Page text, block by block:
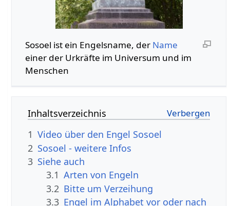
Sosoel ist ein Engelsname, der Name
einer der Urkräfte im Universum und im
Menschen
Inhaltsverzeichnis
1 Video über den Engel Sosoel
2 Sosoel - weitere Infos
3 Siehe auch
3.1 Arten von Engeln
3.2 Bitte um Verzeihung
3.3 Engel im Alphabet vor oder nach